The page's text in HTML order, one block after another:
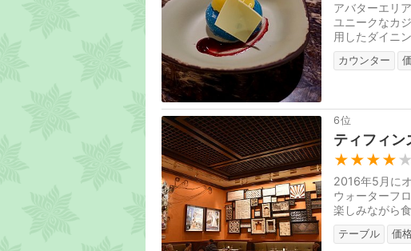
アバターエリ
ユニークなカ
用したダイニ
す。2017年5
カウンター
6位
ティフィン
★★★★ ★
2016年5月に
ウォーターフ
楽しみながら
で、昼食また
テーブル 価